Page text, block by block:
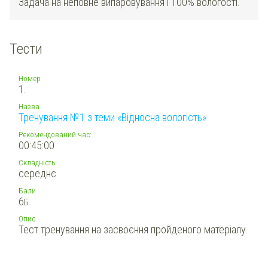
Тести
Номер
1.
Назва
Тренування №1 з теми «Відносна вологість»
Рекомендований час:
00:45:00
Складність
середнє
Бали
6Б.
Опис
Тест тренування на засвоєння пройденого матеріалу.